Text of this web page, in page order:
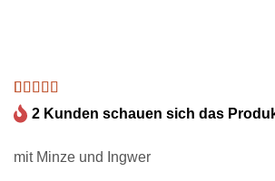
Bewertet
mit5 von 5,
auf
1
Kundenbewertung
2 Kunden schauen sich das
mit Minze und Ingwer